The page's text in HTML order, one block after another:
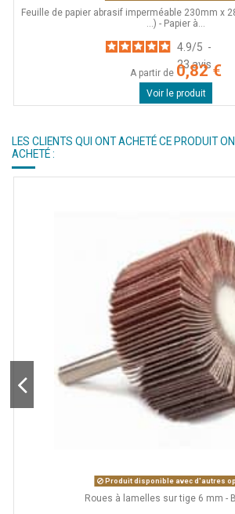
Feuille de papier abrasif imperméable 230mm x
...) - Papier à...
4.9/5 -
23avis
A partir de 0,82 €
Voir le produit
LES CLIENTS QUI ONT ACHETÉ CE PRODUIT
ACHETÉ :
Produit disponible avec d'autres
Roues à lamelles sur tige 6 mm -